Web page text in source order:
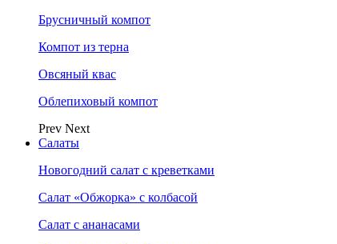
Брусничный компот
Компот из терна
Овсяный квас
Облепиховый компот
Prev Next
Салаты
Новогодний салат с креветками
Салат «Обжорка» с колбасой
Салат с ананасами